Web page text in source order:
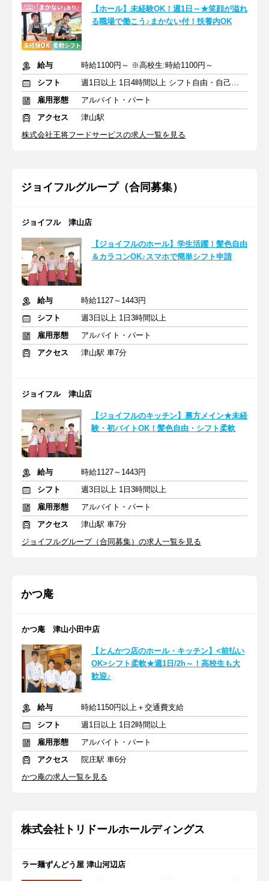
【ホール】未経験OK！週1日～★笑顔が溢れ
る職場で働こう♪まかない付！扶養内OK
給与
時給1100円～ ※高校生:時給1100円～
シフト
週1日以上 1日4時間以上 シフト自由・自己申告
雇用形態
アルバイト・パート
アクセス
津山駅
株式会社王将フードサービスの求人一覧を見る
ジョイフルグループ（合同募集）
ジョイフル 津山店
【ジョイフルのホール】学生活躍！髪色自由
＆カラコンOK♪スマホで簡単シフト申請
給与
時給1127～1443円
シフト
週3日以上 1日3時間以上
雇用形態
アルバイト・パート
アクセス
津山駅 車7分
ジョイフル 津山店
【ジョイフルのキッチン】裏方メイン★未経
験・初バイトOK！髪色自由・シフト柔軟
給与
時給1127～1443円
シフト
週3日以上 1日3時間以上
雇用形態
アルバイト・パート
アクセス
津山駅 車7分
ジョイフルグループ（合同募集）の求人一覧を見る
かつ庵
かつ庵 津山小田中店
【とんかつ店のホール・キッチン】<前払い
OK>シフト柔軟★週1日/2h～！高校生も大
歓迎♪
給与
時給1150円以上＋交通費支給
シフト
週1日以上 1日2時間以上
雇用形態
アルバイト・パート
アクセス
院庄駅 車6分
かつ庵の求人一覧を見る
株式会社トリドールホールディングス
ラー麺ずんどう屋 津山河辺店